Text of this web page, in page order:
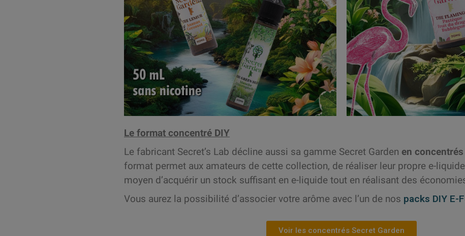
Le format concentré DIY
Le fabricant Secret’s Lab décline aussi sa gamme Secret Garden en
format permet aux amateurs de cette collection, de réaliser leur propre e-
moyen d’acquérir un stock suffisant en e-liquide tout en réalisant des
Vous aurez la possibilité d’associer votre arôme avec l’un de nos packs DIY E-
Voir les concentrés Secret Garden